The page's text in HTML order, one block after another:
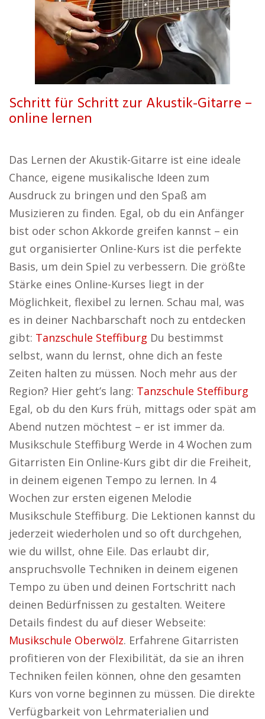
Schritt für Schritt zur Akustik-Gitarre –
online lernen
Das Lernen der Akustik-Gitarre ist eine ideale
Chance, eigene musikalische Ideen zum
Ausdruck zu bringen und den Spaß am
Musizieren zu finden. Egal, ob du ein Anfänger
bist oder schon Akkorde greifen kannst – ein
gut organisierter Online-Kurs ist die perfekte
Basis, um dein Spiel zu verbessern. Die größte
Stärke eines Online-Kurses liegt in der
Möglichkeit, flexibel zu lernen. Schau mal, was
es in deiner Nachbarschaft noch zu entdecken
gibt: Tanzschule Steffiburg Du bestimmst
selbst, wann du lernst, ohne dich an feste
Zeiten halten zu müssen. Noch mehr aus der
Region? Hier geht’s lang: Tanzschule Steffiburg
Egal, ob du den Kurs früh, mittags oder spät am
Abend nutzen möchtest – er ist immer da.
Musikschule Steffiburg Werde in 4 Wochen zum
Gitarristen Ein Online-Kurs gibt dir die Freiheit,
in deinem eigenen Tempo zu lernen. In 4
Wochen zur ersten eigenen Melodie
Musikschule Steffiburg. Die Lektionen kannst du
jederzeit wiederholen und so oft durchgehen,
wie du willst, ohne Eile. Das erlaubt dir,
anspruchsvolle Techniken in deinem eigenen
Tempo zu üben und deinen Fortschritt nach
deinen Bedürfnissen zu gestalten. Weitere
Details findest du auf dieser Webseite:
Musikschule Oberwölz. Erfahrene Gitarristen
profitieren von der Flexibilität, da sie an ihren
Techniken feilen können, ohne den gesamten
Kurs von vorne beginnen zu müssen. Die direkte
Verfügbarkeit von Lehrmaterialien und